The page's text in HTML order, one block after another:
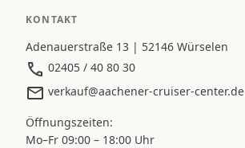
KONTAKT
Adenauerstraße 13 | 52146 Würselen
02405 / 40 80 30
verkauf@aachener-cruiser-center.de
Öffnungszeiten:
Mo–Fr 09:00 – 18:00 Uhr